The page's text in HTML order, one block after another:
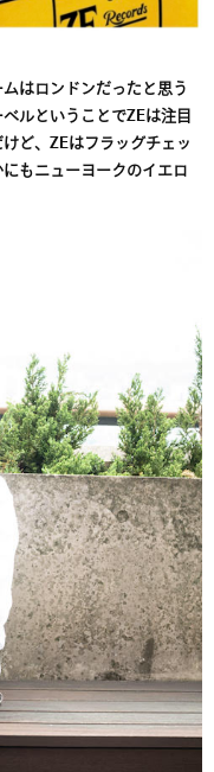
はロンドンだったと思う
ルということでZEは注目
ど、ZEはフラッグチェッ
もニューヨークのイエロ